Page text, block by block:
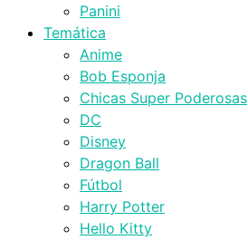
Panini
Temática
Anime
Bob Esponja
Chicas Super Poderosas
DC
Disney
Dragon Ball
Fútbol
Harry Potter
Hello Kitty